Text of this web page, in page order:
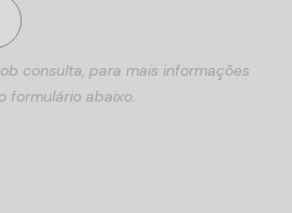
consulta, para mais informações
formulário abaixo.